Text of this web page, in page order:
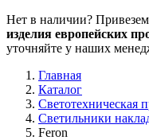
Нет в наличии? Привезем
изделия европейских
уточняйте у наших
Главная
Каталог
Светотехническая
Светильники
Feron